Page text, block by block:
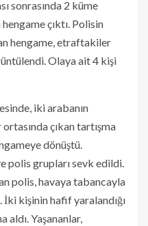
sonrasında 2 küme
çıktı. Polisin
hengame, etraftakiler
Olaya ait 4 kişi
iki arabanın
çıkan tartışma
dönüştü.
polis grupları sevk edildi.
polis, havaya tabancayla
İki kişinin hafif yaralandığı
aldı. Yaşananlar,